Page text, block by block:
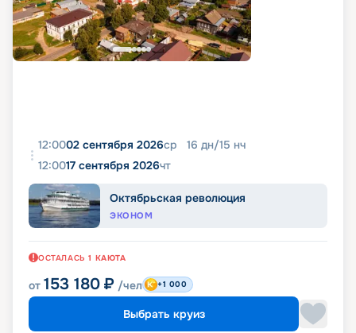
12:0002 сентября 2026ср 16 дн/15 нч
12:0017 сентября 2026чт
Октябрьская революция
ЭКОНОМ
ОСТАЛАСЬ 1 КАЮТА
от 153 180 ₽ /чел +1 000
Выбрать круиз